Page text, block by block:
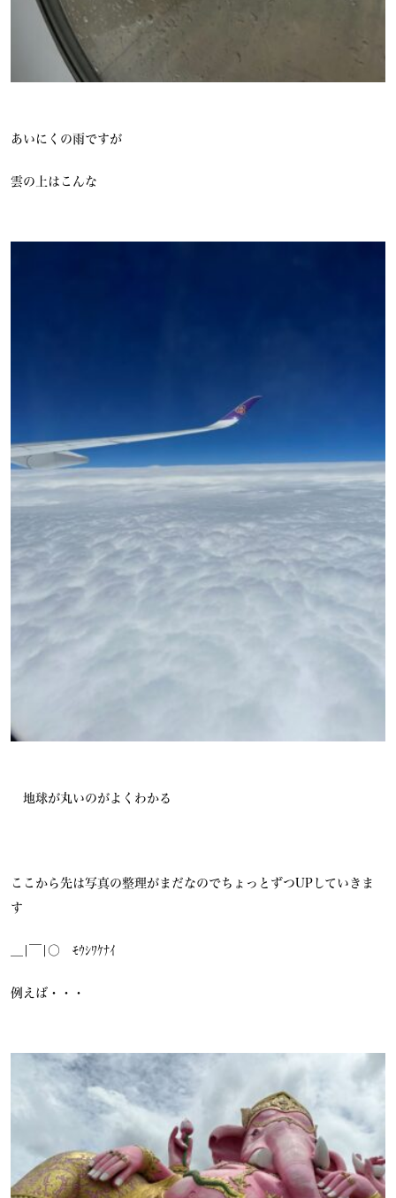
あいにくの雨ですが
雲の上はこんな
地球が丸いのがよくわかる
ここから先は写真の整理がまだなのでちょっとずつUPしていきま
す
＿|￣|○ ﾓｳｼﾜｹﾅｲ
例えば・・・